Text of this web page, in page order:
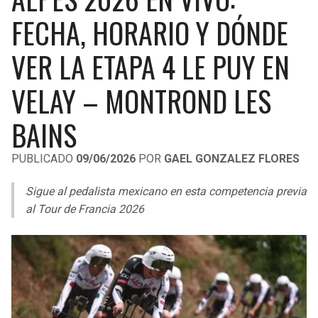
LIGA DE EXPANSIÓN MX
LEAGUES CUP
UEFA EUROPA LEAGUE
UEFA CONFERENCE LEAGUE
MLS
COPA LIBERTADORES
COPA SUDAMERICANA
OTRAS LIGAS
RAIDERS
CHARGERS
RAVENS
BENGALS
TEXANS
COLTS
CAVALIERS
PISTONS
PACERS
BUCKS
HEAT
MAGIC
FECHA, HORARIO Y DÓNDE
VER LA ETAPA 4 LE PUY EN
VELAY – MONTROND LES
BAINS
PUBLICADO 09/06/2026 POR GAEL GONZALEZ FLORES
Sigue al pedalista mexicano en esta competencia previa
al Tour de Francia 2026